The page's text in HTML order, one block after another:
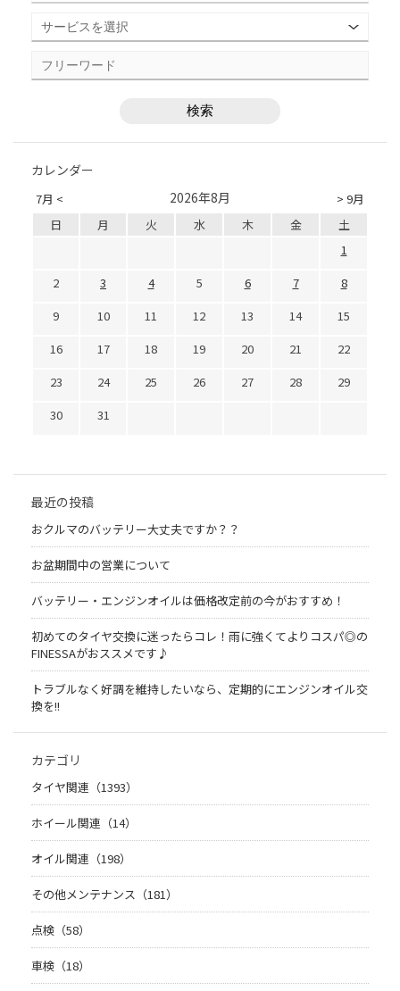
カレンダー
7月 < > 9月
2026年8月
日 月 火 水 木 金
土
1
2
3 4 5 6 7
8
9
10 11 12 13 14
15
16
17 18 19 20 21
22
23
24 25 26 27 28
29
30
31
最近の投稿
おクルマのバッテリー大丈夫ですか？？
お盆期間中の営業について
バッテリー・エンジンオイルは価格改定前の今がおすすめ！
初めてのタイヤ交換に迷ったらコレ！雨に強くてよりコスパ◎の
FINESSAがおススメです♪
トラブルなく好調を維持したいなら、定期的にエンジンオイル交
換を!!
カテゴリ
タイヤ関連（1393）
ホイール関連（14）
オイル関連（198）
その他メンテナンス（181）
点検（58）
車検（18）